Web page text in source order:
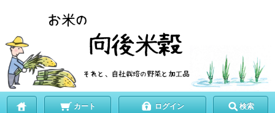
カート ログイン 検索